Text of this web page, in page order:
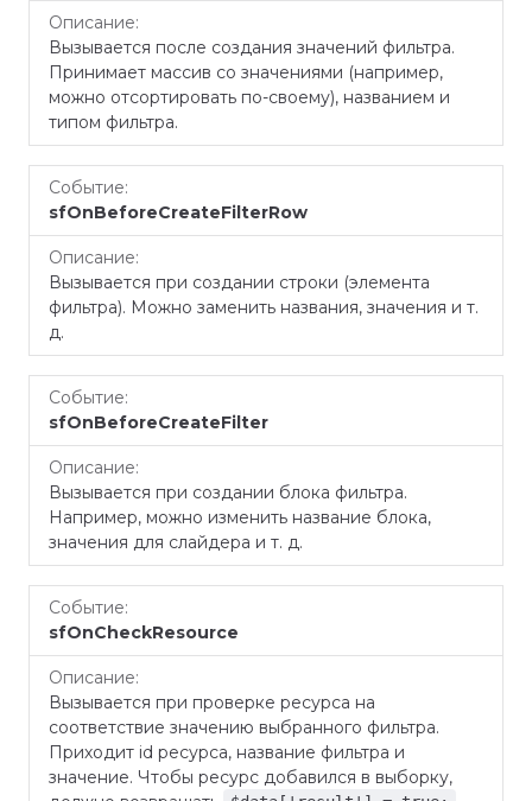
Вызывается после создания значений фильтра.
Принимает массив со значениями (например,
можно отсортировать по-своему), названием и
типом фильтра.
sfOnBeforeCreateFilterRow
Вызывается при создании строки (элемента
фильтра). Можно заменить названия, значения и т.
д.
sfOnBeforeCreateFilter
Вызывается при создании блока фильтра.
Например, можно изменить название блока,
значения для слайдера и т. д.
sfOnCheckResource
Вызывается при проверке ресурса на
соответствие значению выбранного фильтра.
Приходит id ресурса, название фильтра и
значение. Чтобы ресурс добавился в выборку,